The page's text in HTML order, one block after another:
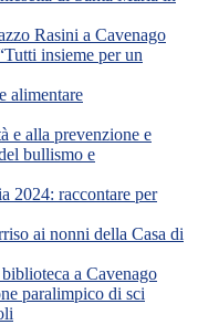
Rasini a Cavenago
insieme per un
alimentare
e alla prevenzione e
bullismo e
2024: raccontare per
ai nonni della Casa di
a Cavenago
paralimpico di sci